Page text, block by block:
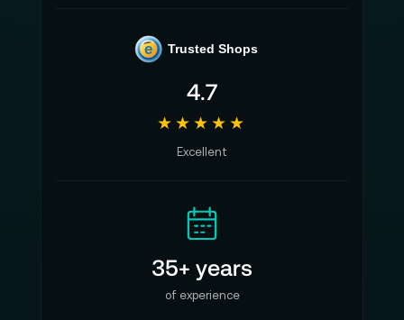
e Trusted Shops
4.7
★★★★★
Excellent
35+ years
of experience